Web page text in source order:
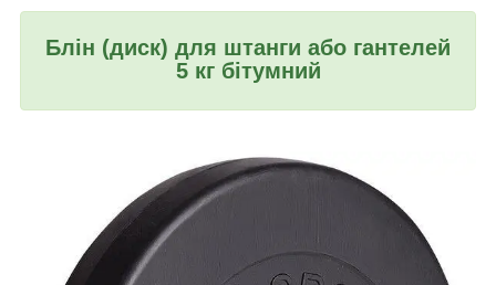
Блін (диск) для штанги або гантелей
5 кг бітумний